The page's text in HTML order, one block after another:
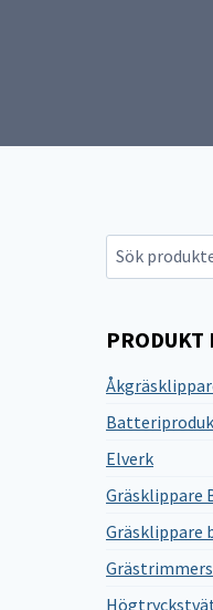
Sök
efter:
PRODUKT
Elverk
Gräsklippare
Gräsklippare